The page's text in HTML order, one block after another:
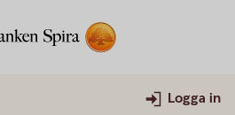
Logga in